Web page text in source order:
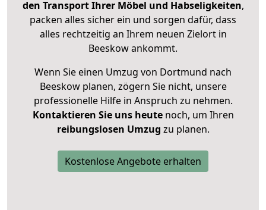
den Transport Ihrer Möbel und Habseligkeiten,
packen alles sicher ein und sorgen dafür, dass
alles rechtzeitig an Ihrem neuen Zielort in
Beeskow ankommt.
Wenn Sie einen Umzug von Dortmund nach
Beeskow planen, zögern Sie nicht, unsere
professionelle Hilfe in Anspruch zu nehmen.
Kontaktieren Sie uns heutenoch, um Ihren
reibungslosen Umzug zu planen.
Kostenlose Angebote erhalten